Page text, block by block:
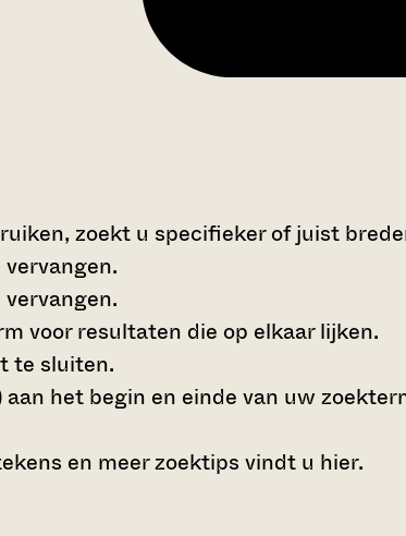
zoekt u specifieker of juist
voor resultaten die op elkaar lijken.
te sluiten.
aan het begin en einde van uw
en meer zoektips vindt u hier.